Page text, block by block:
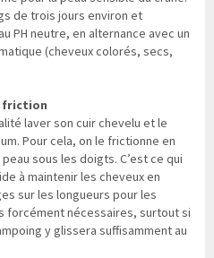
de trois jours environ et
PH neutre, en alternance avec un
(cheveux colorés, secs,
friction
laver son cuir chevelu et le
Pour cela, on le frictionne en
sous les doigts. C’est ce qui
à maintenir les cheveux en
sur les longueurs pour les
forcément nécessaires, surtout si
y glissera suffisamment au